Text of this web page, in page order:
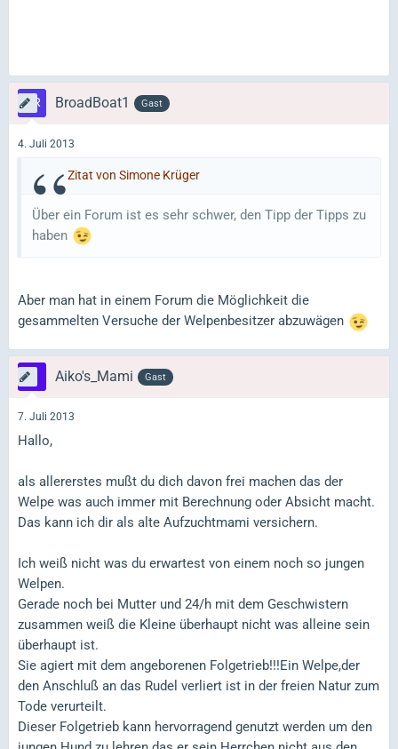
BroadBoat1 Gast
4. Juli 2013
Zitat von Simone Krüger
Über ein Forum ist es sehr schwer, den Tipp der Tipps zu
haben
Aber man hat in einem Forum die Möglichkeit die
gesammelten Versuche der Welpenbesitzer abzuwägen
Aiko's_Mami Gast
7. Juli 2013
Hallo,
als allererstes mußt du dich davon frei machen das der
Welpe was auch immer mit Berechnung oder Absicht macht.
Das kann ich dir als alte Aufzuchtmami versichern.
Ich weiß nicht was du erwartest von einem noch so jungen
Welpen.
Gerade noch bei Mutter und 24/h mit dem Geschwistern
zusammen weiß die Kleine überhaupt nicht was alleine sein
überhaupt ist.
Sie agiert mit dem angeborenen Folgetrieb!!!Ein Welpe,der
den Anschluß an das Rudel verliert ist in der freien Natur zum
Tode verurteilt.
Dieser Folgetrieb kann hervorragend genutzt werden um den